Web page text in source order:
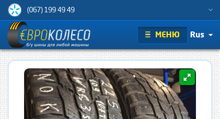
(067) 199 49 49
МЕНЮ Rus